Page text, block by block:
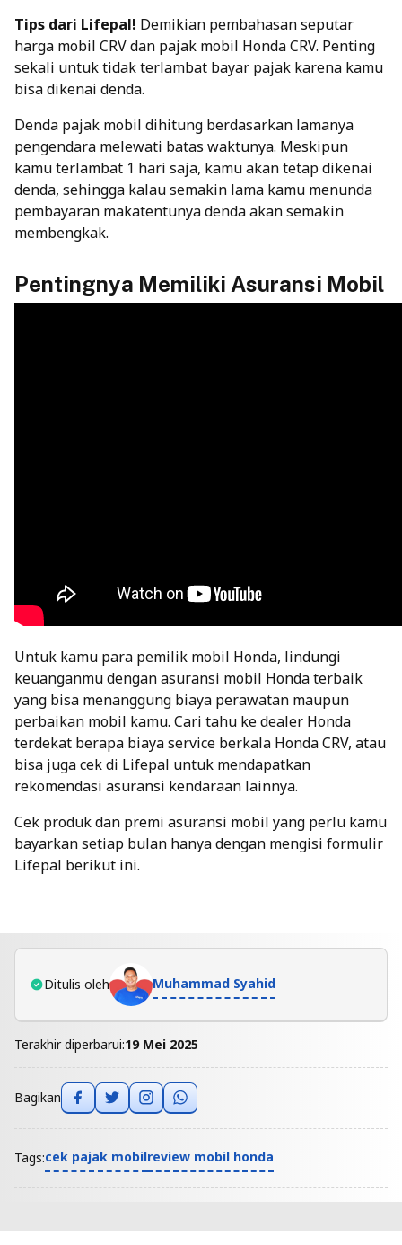
Tips dari Lifepal! Demikian pembahasan seputar
harga mobil CRV dan pajak mobil Honda CRV. Penting
sekali untuk tidak terlambat bayar pajak karena kamu
bisa dikenai denda.
Denda pajak mobil dihitung berdasarkan lamanya
pengendara melewati batas waktunya. Meskipun
kamu terlambat 1 hari saja, kamu akan tetap dikenai
denda, sehingga kalau semakin lama kamu menunda
pembayaran makatentunya denda akan semakin
membengkak.
Pentingnya Memiliki Asuransi Mobil
Untuk kamu para pemilik mobil Honda, lindungi
keuanganmu denganasuransi mobil Honda terbaik
yang bisa menanggung biaya perawatan maupun
perbaikan mobil kamu. Cari tahu ke dealer Honda
terdekat berapa biaya service berkala Honda CRV, atau
bisa juga cek di Lifepal untuk mendapatkan
rekomendasi asuransi kendaraan lainnya.
Cek produk dan premi asuransi mobil yang perlu kamu
bayarkan setiap bulan hanya dengan mengisi formulir
Lifepal berikut ini.
Ditulis oleh Muhammad Syahid
Terakhir diperbarui:19 Mei 2025
Bagikan
Tags:cek pajak mobilreview mobil honda